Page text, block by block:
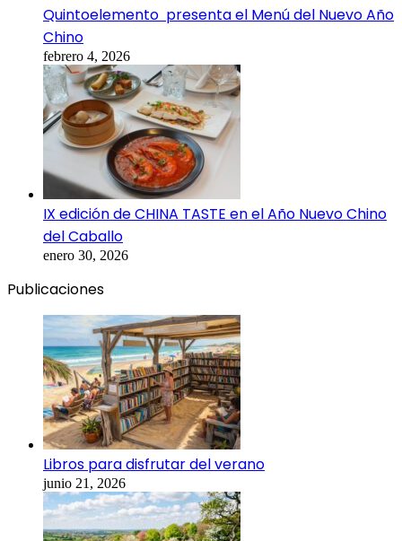
Quintoelemento presenta el Menú del Nuevo Año
Chino
febrero 4, 2026
IX edición de CHINA TASTE en el Año Nuevo Chino
del Caballo
enero 30, 2026
Publicaciones
Libros para disfrutar del verano
junio 21, 2026